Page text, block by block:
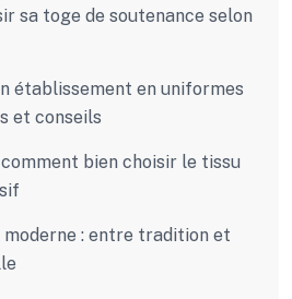
sa toge de soutenance selon
établissement en uniformes
et conseils
bien choisir le tissu
: entre tradition et